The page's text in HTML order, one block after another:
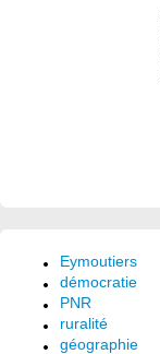
Eymoutiers
démocratie
PNR
ruralité
géographie